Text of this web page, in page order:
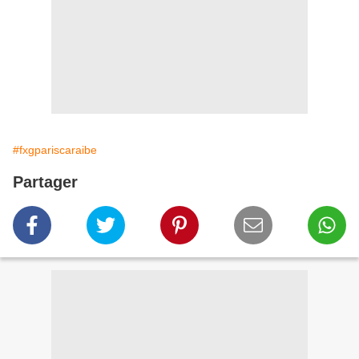
#fxgpariscaraibe
Partager